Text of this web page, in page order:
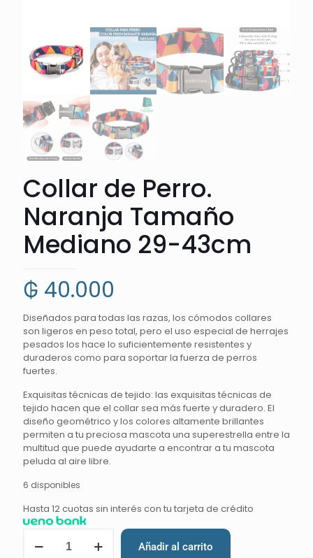
Collar de Perro.
Naranja Tamaño
Mediano 29-43cm
₲ 40.000
Diseñados para todas las razas, los cómodos collares
son ligeros en peso total, pero el uso especial de herrajes
pesados los hace lo suficientemente resistentes y
duraderos como para soportar la fuerza de perros
fuertes.
Exquisitas técnicas de tejido: las exquisitas técnicas de
tejido hacen que el collar sea más fuerte y duradero. El
diseño geométrico y los colores altamente brillantes
permiten a tu preciosa mascota una superestrella entre la
multitud que puede ayudarte a encontrar a tu mascota
peluda al aire libre.
6 disponibles
Hasta 12 cuotas sin interés con tu tarjeta de crédito
Añadir al carrito